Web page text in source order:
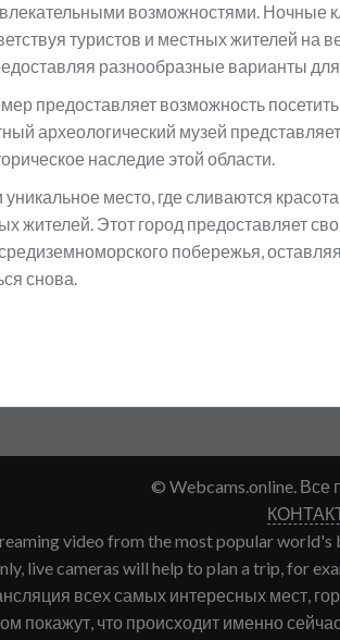
возможностями. Ночные
туристов и местных жителей на
разнообразные варианты
предоставляет возможность
археологический музей
наследие этой области.
место, где сливаются
жителей. Этот город предоставляет
побережья,
снова.
© Webcams.online.
video from the most popular
live cameras will help to plan a trip, for
всех самых интересных мест,
покажут, что происходит именно